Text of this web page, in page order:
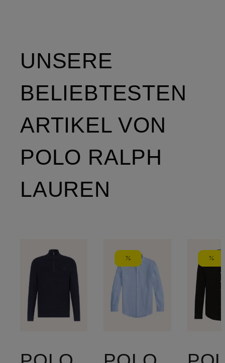
UNSERE
BELIEBTESTEN
ARTIKEL VON
POLO RALPH
LAUREN